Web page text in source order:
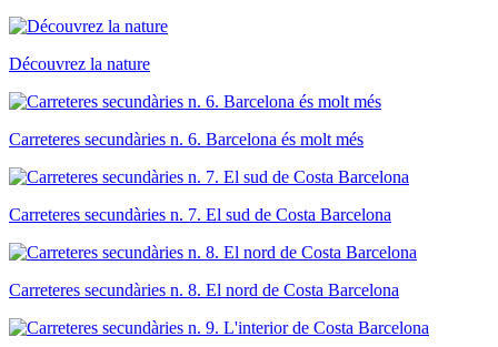
Découvrez la nature
Carreteres secundàries n. 6. Barcelona és molt més
Carreteres secundàries n. 7. El sud de Costa Barcelona
Carreteres secundàries n. 8. El nord de Costa Barcelona